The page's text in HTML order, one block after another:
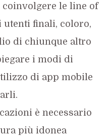
le line of
utenti finali, coloro,
di chiunque altro
i modi di
di app mobile
è necessario
più idonea